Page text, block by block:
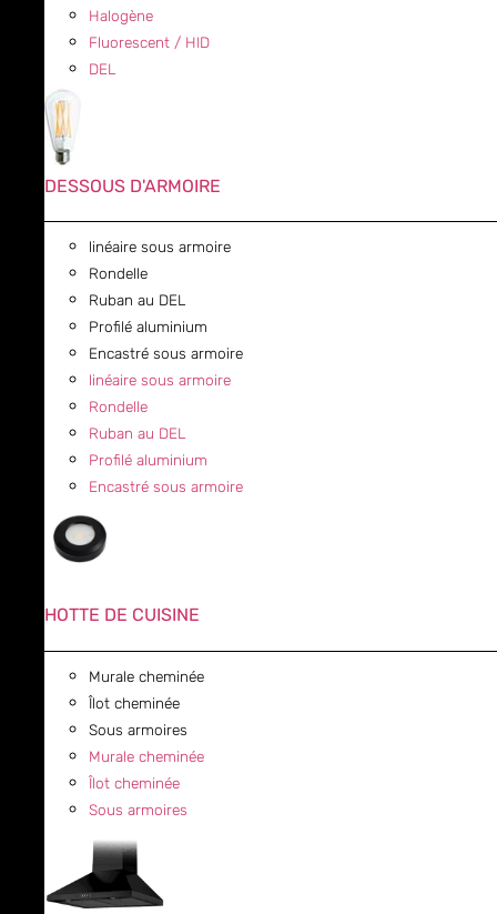
Halogène
Fluorescent / HID
DEL
DESSOUS D'ARMOIRE
linéaire sous armoire
Rondelle
Ruban au DEL
Profilé aluminium
Encastré sous armoire
linéaire sous armoire
Rondelle
Ruban au DEL
Profilé aluminium
Encastré sous armoire
HOTTE DE CUISINE
Murale cheminée
Îlot cheminée
Sous armoires
Murale cheminée
Îlot cheminée
Sous armoires